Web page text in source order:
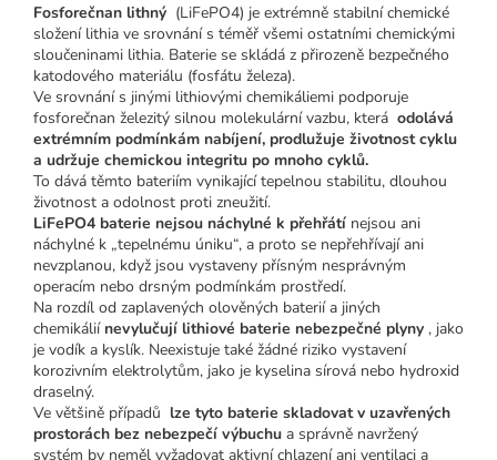
Fosforečnan lithný (LiFePO4) je extrémně stabilní chemické
složení lithia ve srovnání s téměř všemi ostatními chemickými
sloučeninami lithia. Baterie se skládá z přirozeně bezpečného
katodového materiálu (fosfátu železa).
Ve srovnání s jinými lithiovými chemikáliemi podporuje
fosforečnan železitý silnou molekulární vazbu, která odolává
extrémním podmínkám nabíjení, prodlužuje životnost cyklu
a udržuje chemickou integritu po mnoho cyklů.
To dává těmto bateriím vynikající tepelnou stabilitu, dlouhou
životnost a odolnost proti zneužití.
LiFePO4 baterie nejsou náchylné k přehřátí nejsou ani
náchylné k „tepelnému úniku“, a proto se nepřehřívají ani
nevzplanou, když jsou vystaveny přísným nesprávným
operacím nebo drsným podmínkám prostředí.
Na rozdíl od zaplavených olověných baterií a jiných
chemikálií nevylučují lithiové baterie nebezpečné plyny , jako
je vodík a kyslík. Neexistuje také žádné riziko vystavení
korozivním elektrolytům, jako je kyselina sírová nebo hydroxid
draselný.
Ve většině případů lze tyto baterie skladovat v uzavřených
prostorách bez nebezpečí výbuchu a správně navržený
systém by neměl vyžadovat aktivní chlazení ani ventilaci a